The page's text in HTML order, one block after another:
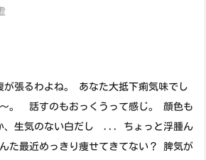
が張るわよね。 あなた大抵下痢気味でし
。 話すのもおっくうって感じ。 顔色も
、生気のない白だし ... ちょっと浮腫ん
最近めっきり痩せてきてない？ 脾気が